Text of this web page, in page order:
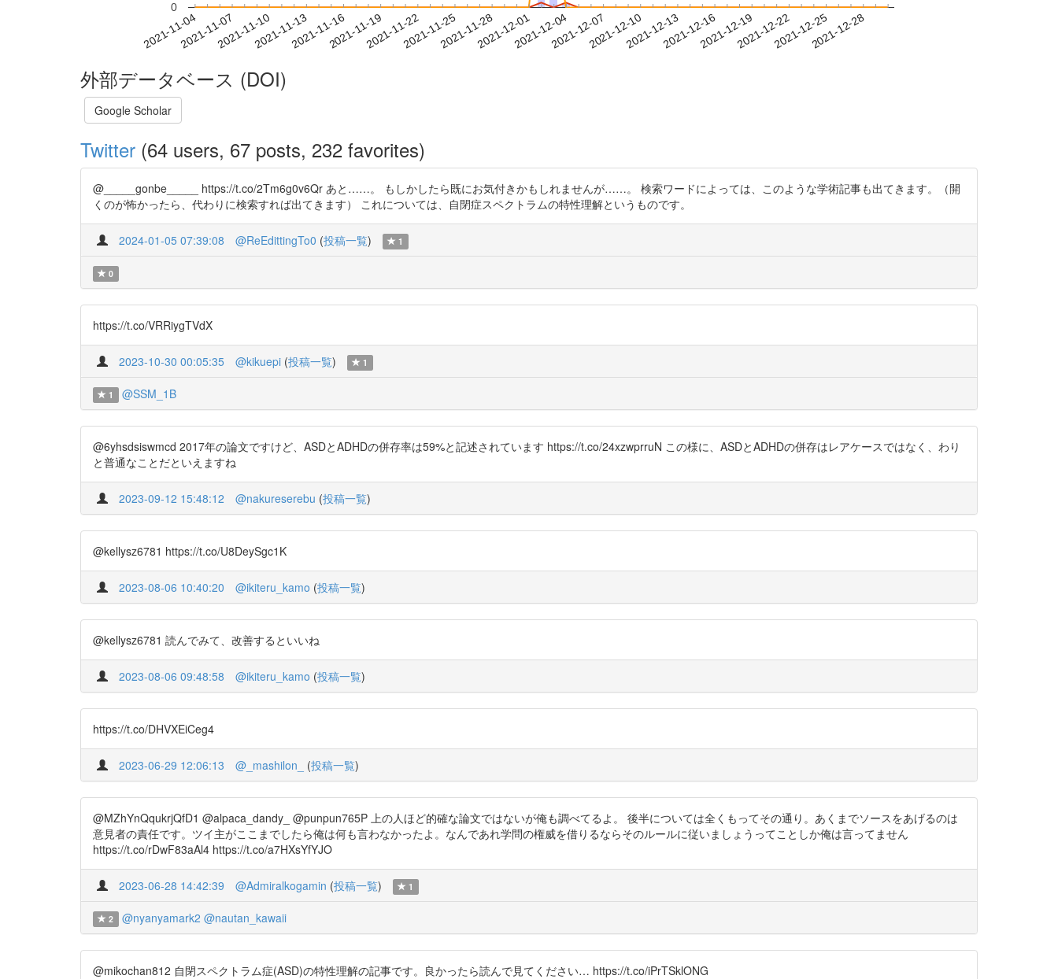
2021-11-042021-11-072021-11-102021-11-132021-11-162021-11-192021-11-222021-11-252021-11-282021-12-012021-12-042021-12-072021-12-102021-12-132021-12-162021-12-192021-12-222021-12-252021-12-28
0
外部データベース (DOI)
Google Scholar
Twitter (64 users, 67 posts, 232 favorites)
@_____gonbe_____ https://t.co/2Tm6g0v6Qr あと……。 もしかしたら既にお気付きかもしれませんが……。 検索ワードによっては、このような学術記事も出てきます。（開
くのが怖かったら、代わりに検索すれば出てきます） これについては、自閉症スペクトラムの特性理解というものです。
2024-01-05 07:39:08 @ReEdittingTo0 (投稿一覧) 1
0
https://t.co/VRRiygTVdX
2023-10-30 00:05:35 @kikuepi (投稿一覧) 1
1 @SSM_1B
@6yhsdsiswmcd 2017年の論文ですけど、ASDとADHDの併存率は59%と記述されています https://t.co/24xzwprruN この様に、ASDとADHDの併存はレアケースではなく、わり
と普通なことだといえますね
2023-09-12 15:48:12 @nakureserebu (投稿一覧)
@kellysz6781 https://t.co/U8DeySgc1K
2023-08-06 10:40:20 @ikiteru_kamo (投稿一覧)
@kellysz6781 読んでみて、改善するといいね
2023-08-06 09:48:58 @ikiteru_kamo (投稿一覧)
https://t.co/DHVXEiCeg4
2023-06-29 12:06:13 @_mashilon_ (投稿一覧)
@MZhYnQqukrjQfD1 @alpaca_dandy_ @punpun765P 上の人ほど的確な論文ではないが俺も調べてるよ。 後半については全くもってその通り。あくまでソースをあげるのは
意見者の責任です。ツイ主がここまでしたら俺は何も言わなかったよ。なんであれ学問の権威を借りるならそのルールに従いましょうってことしか俺は言ってません
https://t.co/rDwF83aAl4 https://t.co/a7HXsYfYJO
2023-06-28 14:42:39 @Admiralkogamin (投稿一覧) 1
2 @nyanyamark2 @nautan_kawaii
@mikochan812 自閉スペクトラム症(ASD)の特性理解の記事です。良かったら読んで見てください… https://t.co/iPrTSklONG